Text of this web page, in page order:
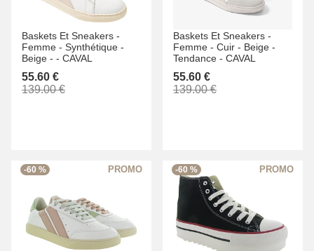
Baskets Et Sneakers -
Femme - Synthétique -
Beige - - CAVAL
55.60 €
139.00 €
Baskets Et Sneakers -
Femme - Cuir - Beige -
Tendance - CAVAL
55.60 €
139.00 €
-60 % -60 %